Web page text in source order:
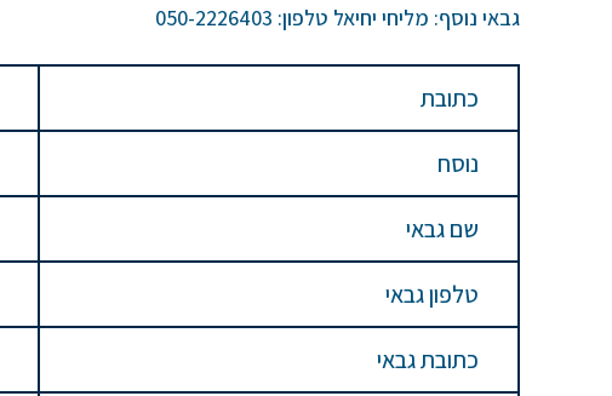
גבאי נוסף: מליחי יחיאל טלפון: 050-2226403
כתובת
נוסח
שם גבאי
טלפון גבאי
כתובת גבאי